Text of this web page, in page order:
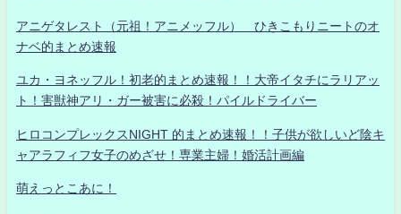
アニゲタレスト（元祖！アニメッフル） ひきこもりニートのオ
ナベ的まとめ速報
ユカ・ヨネッフル！初老的まとめ速報！！大帝イタチにラリアッ
ト！害獣神アリ・ガー被害に必殺！パイルドライバー
ヒロコンプレックスNIGHT 的まとめ速報！！子供が欲しいど陰キ
ャアラフィフ女子のめざせ！専業主婦！婚活計画編
萌えっとこあに！